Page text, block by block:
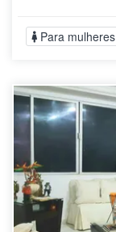
Para mulheres